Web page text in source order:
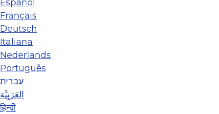
Español
Français
Deutsch
Italiana
Nederlands
Português
עברית
العَرَبِيَّة
हिन्दी